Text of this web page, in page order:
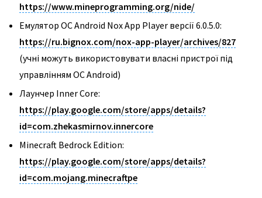
https://www.mineprogramming.org/nide/
Емулятор ОС Android Nox App Player версії 6.0.5.0:
https://ru.bignox.com/nox-app-player/archives/827
(учні можуть використовувати власні пристрої під
управлінням ОС Android)
Лаунчер Inner Core:
https://play.google.com/store/apps/details?
id=com.zhekasmirnov.innercore
Minecraft Bedrock Edition:
https://play.google.com/store/apps/details?
id=com.mojang.minecraftpe